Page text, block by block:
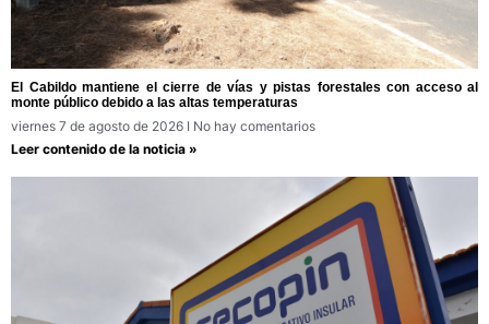
El Cabildo mantiene el cierre de vías y pistas forestales con acceso al
monte público debido a las altas temperaturas
viernes 7 de agosto de 2026
No hay comentarios
Leer contenido de la noticia »